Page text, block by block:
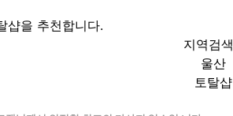
샵을 추천합니다.
지역검색
울산
토탈샵